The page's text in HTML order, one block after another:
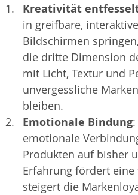
Kreativität
in greifbare,
Bildschirmen
die dritte Dimension
mit Licht, Textur und
unvergessliche
bleiben.
Emotionale Bindung
emotionale
Produkten auf bisher
Erfahrung fördert
steigert die